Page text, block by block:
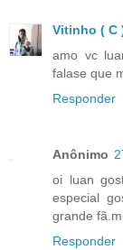
Vitinho ( C
amo vc
falase que
Responder
Anônimo
oi luan
especial
grande
Responder